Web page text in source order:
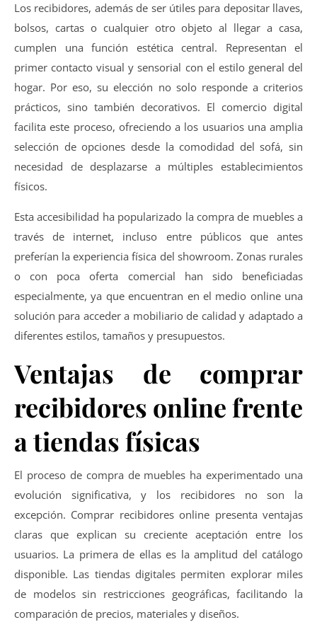
Los recibidores, además de ser útiles para depositar llaves,
bolsos, cartas o cualquier otro objeto al llegar a casa,
cumplen una función estética central. Representan el
primer contacto visual y sensorial con el estilo general del
hogar. Por eso, su elección no solo responde a criterios
prácticos, sino también decorativos. El comercio digital
facilita este proceso, ofreciendo a los usuarios una amplia
selección de opciones desde la comodidad del sofá, sin
necesidad de desplazarse a múltiples establecimientos
físicos.
Esta accesibilidad ha popularizado la compra de muebles a
través de internet, incluso entre públicos que antes
preferían la experiencia física del showroom. Zonas rurales
o con poca oferta comercial han sido beneficiadas
especialmente, ya que encuentran en el medio online una
solución para acceder a mobiliario de calidad y adaptado a
diferentes estilos, tamaños y presupuestos.
Ventajas de comprar
recibidores online frente
a tiendas físicas
El proceso de compra de muebles ha experimentado una
evolución significativa, y los recibidores no son la
excepción. Comprar recibidores online presenta ventajas
claras que explican su creciente aceptación entre los
usuarios. La primera de ellas es la amplitud del catálogo
disponible. Las tiendas digitales permiten explorar miles
de modelos sin restricciones geográficas, facilitando la
comparación de precios, materiales y diseños.